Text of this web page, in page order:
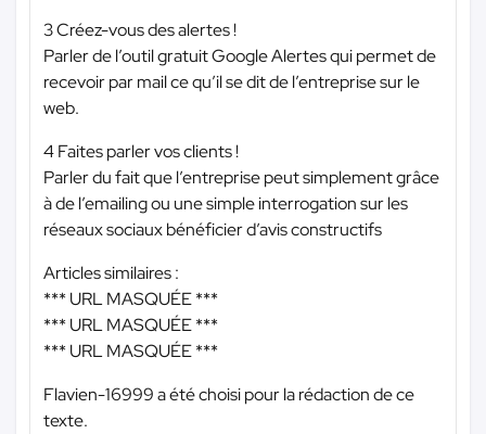
3 Créez-vous des alertes !
Parler de l’outil gratuit Google Alertes qui permet de
recevoir par mail ce qu’il se dit de l’entreprise sur le
web.
4 Faites parler vos clients !
Parler du fait que l’entreprise peut simplement grâce
à de l’emailing ou une simple interrogation sur les
réseaux sociaux bénéficier d’avis constructifs
Articles similaires :
*** URL MASQUÉE ***
*** URL MASQUÉE ***
*** URL MASQUÉE ***
Flavien-16999 a été choisi pour la rédaction de ce
texte.